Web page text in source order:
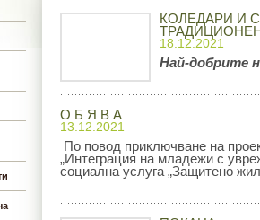
КОЛЕДАРИ И
18.12.2021
Най-добрите
О Б Я В А
13.12.2021
По повод приключване на
„Интеграция на младежи с
социална услуга „Защитено